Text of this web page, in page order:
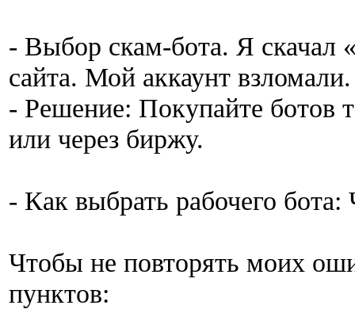
- Выбор скам-бота. Я скачал
сайта. Мой аккаунт взломали.
- Решение: Покупайте ботов
или через биржу.
- Как выбрать рабочего бота:
Чтобы не повторять моих
пунктов: